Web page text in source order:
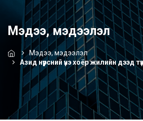
Мэдээ, мэдээлэл
Мэдээ, мэдээлэл
Азид нүүрсний үнэ хоёр жилийн дээд